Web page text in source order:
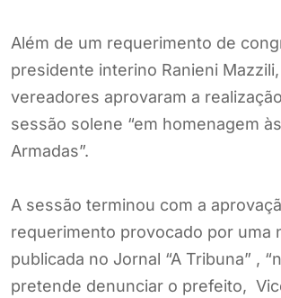
Além de um requerimento de
presidente interino Ranieni
vereadores aprovaram a
sessão solene “em homenagem
Armadas”.
A sessão terminou com a
requerimento provocado por uma
publicada no Jornal “A Tribuna” ,
pretende denunciar o prefeito,